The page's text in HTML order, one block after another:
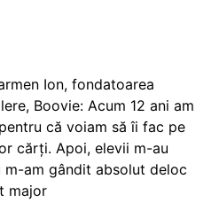
Ion, fondatoarea
Boovie: Acum 12 ani am
că voiam să îi fac pe
cărți. Apoi, elevii m-au
am gândit absolut deloc
major